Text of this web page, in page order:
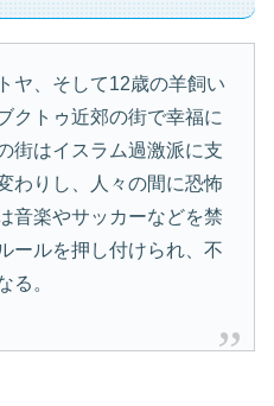
ヤ、そして12歳の羊飼い
クトゥ近郊の街で幸福に
街はイスラム過激派に支
わりし、人々の間に恐怖
音楽やサッカーなどを禁
ールを押し付けられ、不
る。